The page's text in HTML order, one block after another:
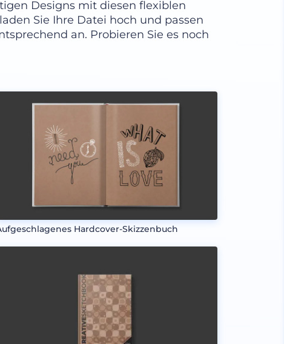
Designs mit diesen flexiblen
Sie Ihre Datei hoch und passen
an. Probieren Sie es noch
Hardcover-Skizzenbuch